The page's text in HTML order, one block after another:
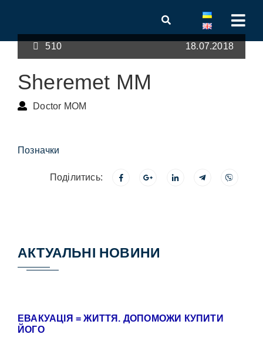
510 18.07.2018
Sheremet MM
Doctor MOM
Позначки
Поділитись:
АКТУАЛЬНІ НОВИНИ
ЕВАКУАЦІЯ = ЖИТТЯ. ДОПОМОЖИ КУПИТИ
ЙОГО